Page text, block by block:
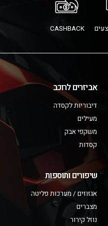
CASHBACK
אביזרים לרוכב
דיבוריות לקסדה
מעילים
משקפי אבק
קסדות
שיפורים ותוספות
אגזוזים / מערכות פליטה
מצברים
נוזל קירור